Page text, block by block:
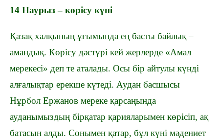
14 Наурыз – көрісу күні
Қазақ халқының ұғымында ең басты байлық –
амандық. Көрісу дәстүрі кей жерлерде «Амал
мерекесі» деп те аталады. Осы бір айтулы күнді
алғалықтар ерекше күтеді. Аудан басшысы
Нұрбол Ержанов мереке қарсаңында
ауданымыздың бірқатар қарияларымен көрісіп, ақ
батасын алды. Сонымен қатар, бұл күні мәдениет